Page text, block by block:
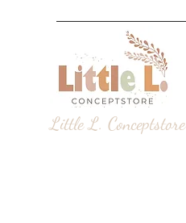
Little L. Conceptstore